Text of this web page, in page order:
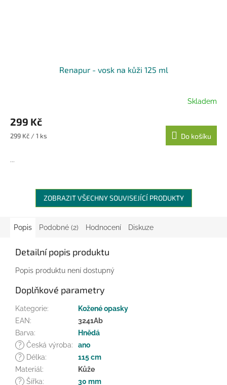
Renapur - vosk na kůži 125 ml
Skladem
299 Kč
Měrná
299 Kč / 1 ks Do košíku
...
ZOBRAZIT VŠECHNY SOUVISEJÍCÍ PRODUKTY
Popis Podobné (2) Hodnocení Diskuze
Detailní popis produktu
Popis produktu není dostupný
Doplňkové parametry
Kategorie:
Kožené opasky
EAN:
3241Ab
Barva:
Hnědá
?
Česká výroba:
ano
?
Délka:
115 cm
Materiál :
Kůže
?
Šířka: 30 mm